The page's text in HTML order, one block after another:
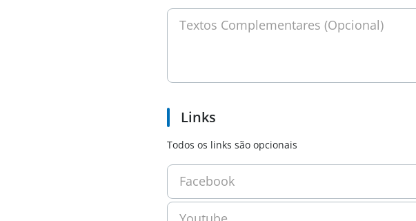
Textos Complementares (Opcional)
Links
Todos os links são opcionais
Facebook